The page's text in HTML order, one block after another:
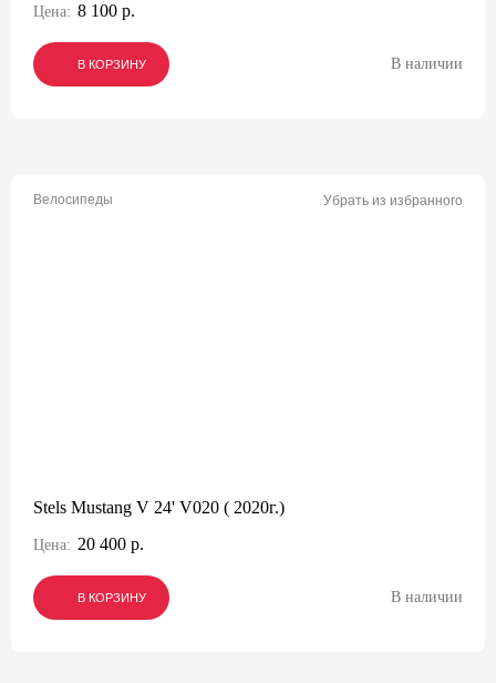
Цена: 8 100 р.
В КОРЗИНУ
В КОРЗИНУ
В КОРЗИНУ В наличии
Велосипеды Убрать из избранного
Stels Mustang V 24' V020 ( 2020г.)
Цена: 20 400 р.
В КОРЗИНУ
В КОРЗИНУ
В КОРЗИНУ В наличии